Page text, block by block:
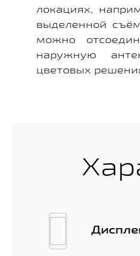
локациях,
выделенной
можно
наружную
цветовых